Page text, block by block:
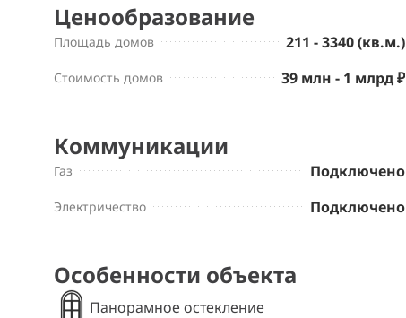
Ценообразование
Площадь домов 211 - 3340 (кв.м.)
Стоимость домов 39 млн - 1 млрд ₽
Коммуникации
Газ Подключено
Электричество Подключено
Особенности объекта
Панорамное остекление